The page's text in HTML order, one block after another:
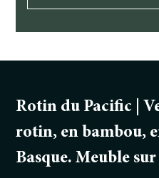
Rotin du Pacific |
rotin, en bambou,
Basque. Meuble